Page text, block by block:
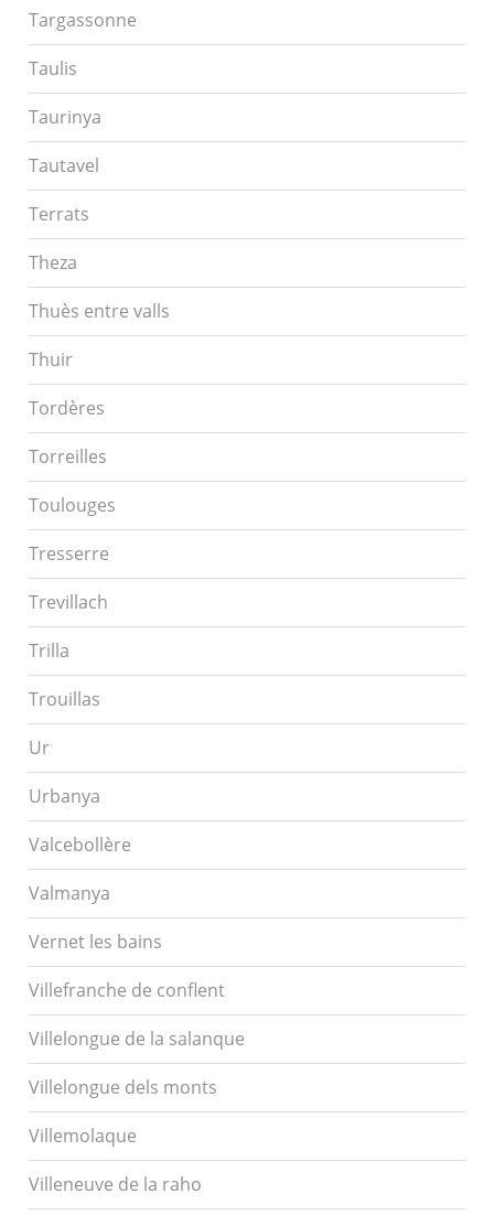
Targassonne
Taulis
Taurinya
Tautavel
Terrats
Theza
Thuès entre valls
Thuir
Tordères
Torreilles
Toulouges
Tresserre
Trevillach
Trilla
Trouillas
Ur
Urbanya
Valcebollère
Valmanya
Vernet les bains
Villefranche de conflent
Villelongue de la salanque
Villelongue dels monts
Villemolaque
Villeneuve de la raho